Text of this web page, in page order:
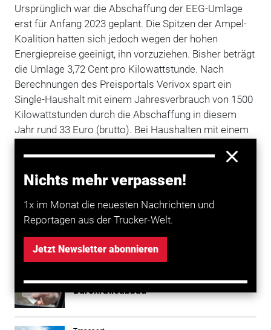
Nichts mehr verpassen!
1x im Monat die neuesten Nachrichten und
Reportagen aus der Trucker-Welt.
Jetzt Newsletter abonnieren
Ursprünglich war die Abschaffung der EEG-Umlage
erst für Anfang 2023 geplant. Die Spitzen der Ampel-
Koalition hatten sich jedoch wegen der hohen
Energiepreise geeinigt, ihn vorzuziehen. Bisher beträgt
die Umlage 3,72 Cent pro Kilowattstunde. Nach
Berechnungen des Preisportals Verivox spart ein
Single-Haushalt mit einem Jahresverbrauch von 1500
Kilowattstunden durch die Abschaffung in diesem
Jahr rund 33 Euro (brutto). Bei Haushalten mit einem
demnach um rund 133 Euro. Den Bund kostet die
vorzeitige Abschaffung laut Finanzminister Christian
) rund 6,6 Milliarden Euro. (ste/dpa)
Transport
Regierung mit ehrgeizigem Plan zum
Bürokratieabbau